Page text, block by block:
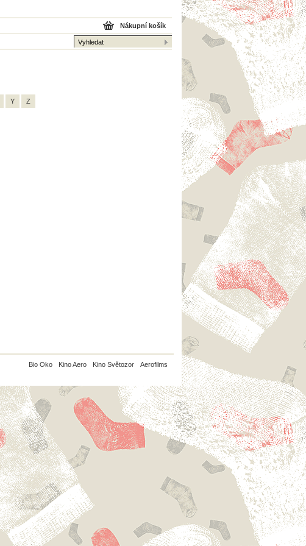
Nákupní košík
Y Z
Bio Oko Kino Aero Kino Světozor Aerofilms